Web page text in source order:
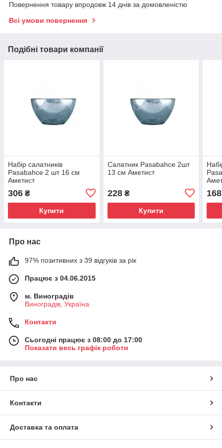
Повернення товару впродовж 14 днів за домовленістю
Всі умови повернення
Подібні товари компанії
Набір салатників
Pasabahce 2 шт 16 см
Аметист
306 ₴
Купити
Салатник Pasabahce 2шт
13 см Аметист
228₴
Купити
168
Про нас
97% позитивних з 39 відгуків за рік
Працює з 04.06.2015
м. Виноградів
Виноградів, Україна
Контакти
Сьогодні працює з 08:00 до 17:00
Показати весь графік роботи
Про нас
Контакти
Доставка та оплата